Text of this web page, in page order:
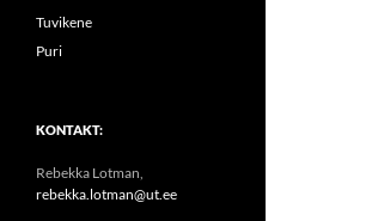
Tuvikene
Puri
KONTAKT:
Rebekka Lotman,
rebekka.lotman@ut.ee